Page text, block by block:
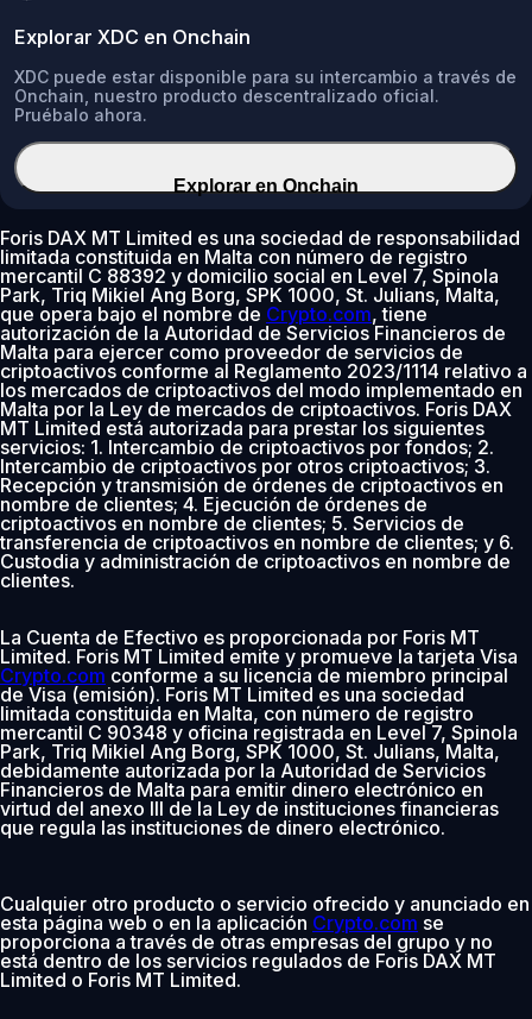
Explorar XDC en Onchain
XDC puede estar disponible para su intercambio a través de
Onchain, nuestro producto descentralizado oficial.
Pruébalo ahora.
Explorar en Onchain
Foris DAX MT Limited es una sociedad de responsabilidad
limitada constituida en Malta con número de registro
mercantil C 88392 y domicilio social en Level 7, Spinola
Park, Triq Mikiel Ang Borg, SPK 1000, St. Julians, Malta,
que opera bajo el nombre de Crypto.com, tiene
autorización de la Autoridad de Servicios Financieros de
Malta para ejercer como proveedor de servicios de
criptoactivos conforme al Reglamento 2023/1114 relativo a
los mercados de criptoactivos del modo implementado en
Malta por la Ley de mercados de criptoactivos. Foris DAX
MT Limited está autorizada para prestar los siguientes
servicios: 1. Intercambio de criptoactivos por fondos; 2.
Intercambio de criptoactivos por otros criptoactivos; 3.
Recepción y transmisión de órdenes de criptoactivos en
nombre de clientes; 4. Ejecución de órdenes de
criptoactivos en nombre de clientes; 5. Servicios de
transferencia de criptoactivos en nombre de clientes; y 6.
Custodia y administración de criptoactivos en nombre de
clientes.
La Cuenta de Efectivo es proporcionada por Foris MT
Limited. Foris MT Limited emite y promueve la tarjeta Visa
Crypto.com conforme a su licencia de miembro principal
de Visa (emisión). Foris MT Limited es una sociedad
limitada constituida en Malta, con número de registro
mercantil C 90348 y oficina registrada en Level 7, Spinola
Park, Triq Mikiel Ang Borg, SPK 1000, St. Julians, Malta,
debidamente autorizada por la Autoridad de Servicios
Financieros de Malta para emitir dinero electrónico en
virtud del anexo III de la Ley de instituciones financieras
que regula las instituciones de dinero electrónico.
Cualquier otro producto o servicio ofrecido y anunciado en
esta página web o en la aplicación Crypto.com se
proporciona a través de otras empresas del grupo y no
está dentro de los servicios regulados de Foris DAX MT
Limited o Foris MT Limited.